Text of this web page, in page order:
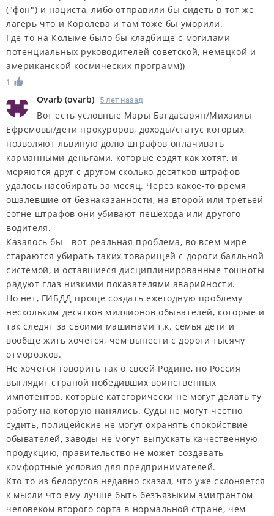
("фон") и нациста, либо отправили бы сидеть в тот же
лагерь что и Королева и там тоже бы уморили.
Где-то на Колыме было бы кладбище с могилами
потенциальных руководителей советской, немецкой и
американской космических программ))
1
Ovarb (ovarb) 5 лет назад
Вот есть условные Мары Багдасарян/Михаилы
Ефремовы/дети прокуроров, доходы/статус которых
позволяют львиную долю штрафов оплачивать
карманными деньгами, которые ездят как хотят, и
меряются друг с другом сколько десятков штрафов
удалось насобирать за месяц. Через какое-то время
ошалевшие от безнаказанности, на второй или третьей
сотне штрафов они убивают пешехода или другого
водителя.
Казалось бы - вот реальная проблема, во всем мире
стараются убирать таких товарищей с дороги балльной
системой, и оставшиеся дисциплинированные тошноты
радуют глаз низкими показателями аварийности.
Но нет, ГИБДД проще создать ежегодную проблему
нескольким десятков миллионов обывателей, которые и
так следят за своими машинами т.к. семья дети и
вообще жить хочется, чем вынести с дороги тысячу
отморозков.
Не хочется говорить так о своей Родине, но Россия
выглядит страной победивших воинственных
импотентов, которые категорически не могут делать ту
работу на которую нанялись. Суды не могут честно
судить, полицейские не могут охранять спокойствие
обывателей, заводы не могут выпускать качественную
продукцию, правительство не может создавать
комфортные условия для предпринимателей.
Кто-то из белорусов недавно сказал, что уже склоняется
к мысли что ему лучше быть безъязыким эмигрантом-
человеком второго сорта в нормальной стране, чем